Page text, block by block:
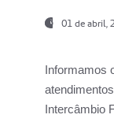
01 de abril,
Informamos
Intercâmbio